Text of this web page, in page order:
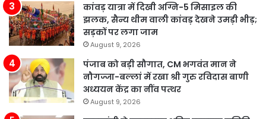
कांवड़ यात्रा में दिखी अग्नि-5 मिसाइल की
झलक, सैन्य थीम वाली कांवड़ देखने उमड़ी भीड़;
सड़कों पर लगा जाम
August 9, 2026
पंजाब को बड़ी सौगात, CM भगवंत मान ने
नौगज्जा-बल्लां में रखा श्री गुरु रविदास बाणी
अध्ययन केंद्र का नींव पत्थर
August 9, 2026